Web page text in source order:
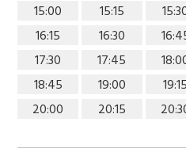
15:00
15:15
16:15
16:30
17:30
17:45
18:45
19:00 19:15
20:00
20:15